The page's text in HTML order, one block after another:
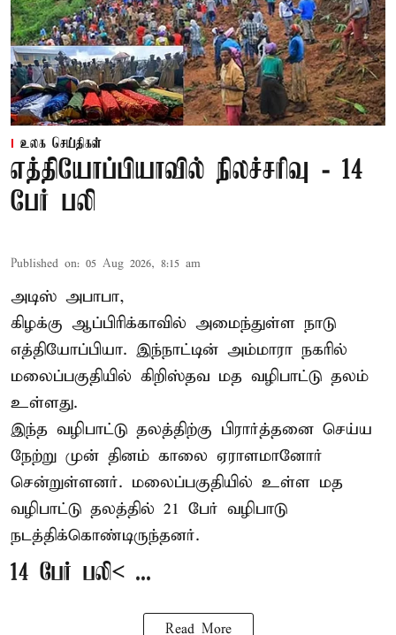
உலக செய்திகள்
எத்தியோப்பியாவில் நிலச்சரிவு - 14
பேர் பலி
Published on: 05 Aug 2026, 8:15 am
அடிஸ் அபாபா,
கிழக்கு ஆப்பிரிக்காவில் அமைந்துள்ள நாடு
எத்தியோப்பியா. இந்நாட்டின் அம்மாரா நகரில்
மலைப்பகுதியில் கிறிஸ்தவ மத வழிபாட்டு தலம்
உள்ளது.
இந்த வழிபாட்டு தலத்திற்கு பிரார்த்தனை செய்ய
நேற்று முன் தினம் காலை ஏராளமானோர்
சென்றுள்ளனர். மலைப்பகுதியில் உள்ள மத
வழிபாட்டு தலத்தில் 21 பேர் வழிபாடு
நடத்திக்கொண்டிருந்தனர்.
14 பேர் பலி< ...
Read More